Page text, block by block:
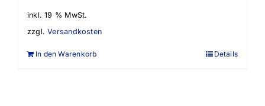
inkl. 19 % MwSt.
zzgl.Versandkosten
In den Warenkorb Details